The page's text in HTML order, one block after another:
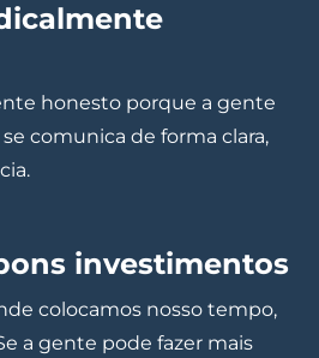
honesto porque a gente
comunica de forma clara,
investimentos
colocamos nosso tempo,
a gente pode fazer mais